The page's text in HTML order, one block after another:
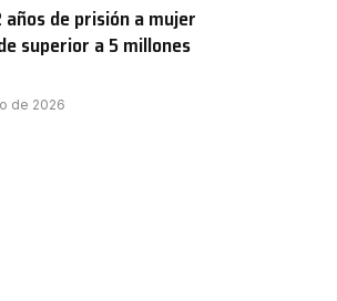
años de prisión a mujer
superior a 5 millones
de 2026